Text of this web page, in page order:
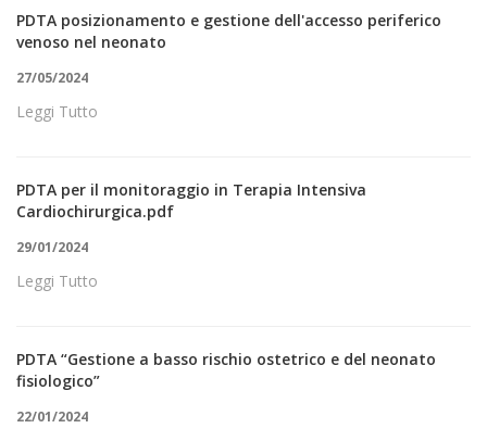
PDTA posizionamento e gestione dell'accesso periferico
venoso nel neonato
27/05/2024
Leggi Tutto
PDTA per il monitoraggio in Terapia Intensiva
Cardiochirurgica.pdf
29/01/2024
Leggi Tutto
PDTA “Gestione a basso rischio ostetrico e del neonato
fisiologico”
22/01/2024